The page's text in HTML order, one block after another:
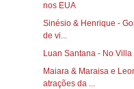
nos EUA
Sinésio & Henrique -
de vi...
Luan Santana - No
Maiara & Maraisa e
atrações da ...